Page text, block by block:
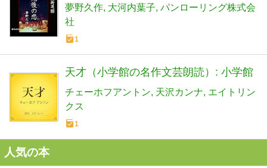
夢野久作 大河内葉子 パンローリング株式会
社
1
天才（小学館の名作文芸朗読）: 小学館
チェーホフアントン 天沢カンナ エイトリン
クス
1
人気の本